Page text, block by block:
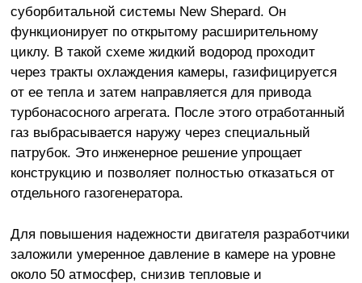
суборбитальной системы New Shepard. Он
функционирует по открытому расширительному
циклу. В такой схеме жидкий водород проходит
через тракты охлаждения камеры, газифицируется
от ее тепла и затем направляется для привода
турбонасосного агрегата. После этого отработанный
газ выбрасывается наружу через специальный
патрубок. Это инженерное решение упрощает
конструкцию и позволяет полностью отказаться от
отдельного газогенератора.
Для повышения надежности двигателя разработчики
заложили умеренное давление в камере на уровне
около 50 атмосфер, снизив тепловые и